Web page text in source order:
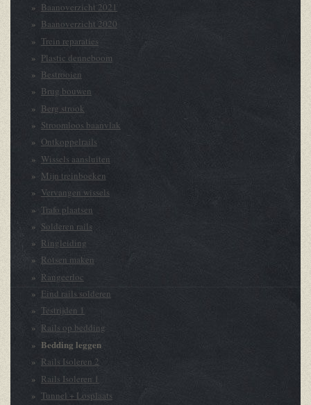
Baanoverzicht 2021
Baanoverzicht 2020
Trein reparaties
Plastic denneboom
Bestrooien
Brug bouwen
Berg strook
Stroomloos baanvlak
Ontkoppelrails
Wissels aansluiten
Mijn treinboeken
Vervangen wissels
Trafo plaatsen
Solderen rails
Ringleiding
Rotsen maken
Rangeerloc
Eind rails solderen
Testrijden 1
Rails op bedding
Bedding leggen
Rails Isoleren 2
Rails Isoleren 1
Tunnel + Losplaats